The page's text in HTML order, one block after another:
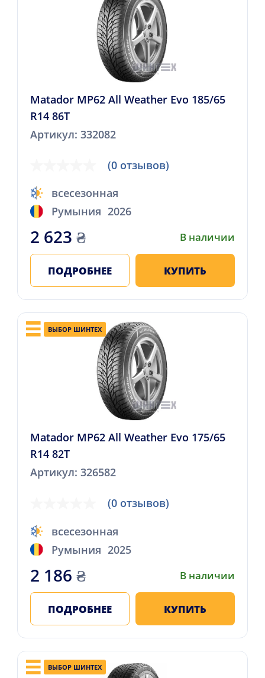
Matador MP62 All Weather Evo 185/65
R14 86T
Артикул: 332082
(0 отзывов)
всесезонная
Румыния 2026
2 623 ₴ В наличии
ПОДРОБНЕЕ КУПИТЬ
ВЫБОР ШИНТЕХ
Matador MP62 All Weather Evo 175/65
R14 82T
Артикул: 326582
(0 отзывов)
всесезонная
Румыния 2025
2 186 ₴ В наличии
ПОДРОБНЕЕ КУПИТЬ
ВЫБОР ШИНТЕХ